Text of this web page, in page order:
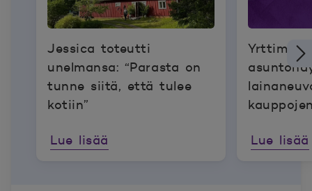
Jessica toteutti
unelmansa: “Parasta on
tunne siitä, että tulee
kotiin”
Lue lisää Lue lisää